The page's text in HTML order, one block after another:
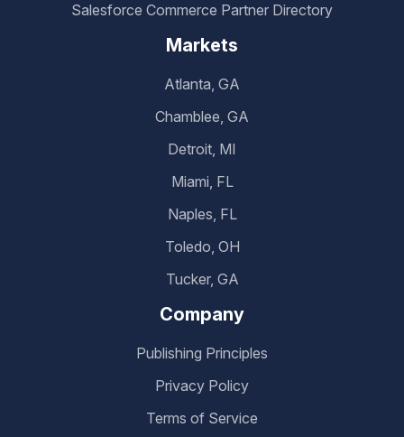
Salesforce Commerce Partner Directory
Markets
Atlanta, GA
Chamblee, GA
Detroit, MI
Miami, FL
Naples, FL
Toledo, OH
Tucker, GA
Company
Publishing Principles
Privacy Policy
Terms of Service